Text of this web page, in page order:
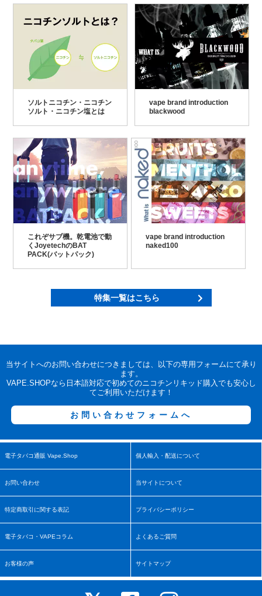
ソルトニコチン・ニコチン
ソルト・ニコチン塩とは
vape brand introduction
blackwood
これぞサブ機。乾電池で動
くJoyetechのBAT
PACK(バットパック)
vape brand introduction
naked100
特集一覧はこちら
当サイトへのお問い合わせにつきましては、以下の専用フォームにて承り
ます。
VAPE.SHOPなら日本語対応で初めてのニコチンリキッド購入でも安心し
てご利用いただけます！
お問い合わせフォームへ
電子タバコ通販 Vape.Shop 個人輸入・配送について
お問い合わせ 当サイトについて
特定商取引に関する表記 プライバシーポリシー
電子タバコ・VAPEコラム よくあるご質問
お客様の声 サイトマップ